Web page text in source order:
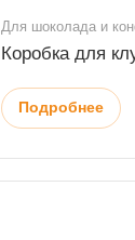
Для шоколада и
Коробка для
Подробнее